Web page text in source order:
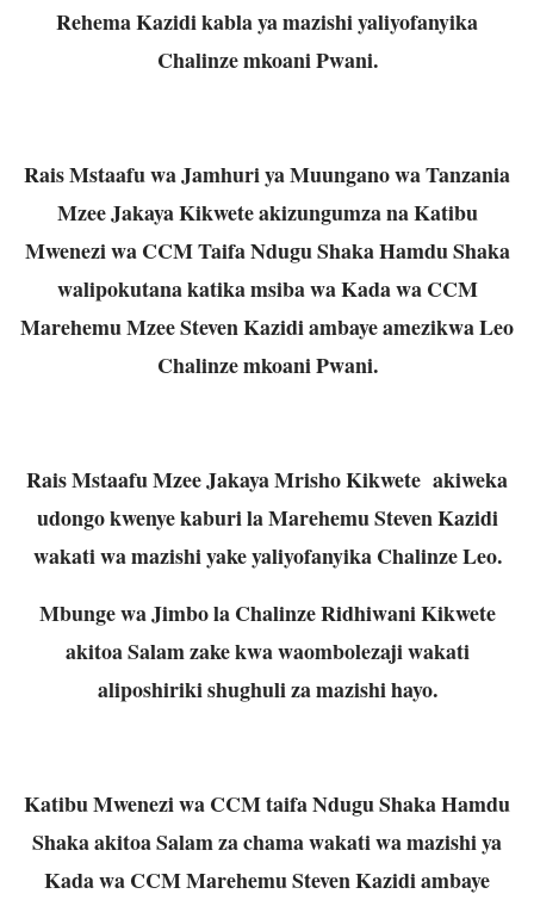
Rehema Kazidi kabla ya mazishi yaliyofanyika
Chalinze mkoani Pwani.
Rais Mstaafu wa Jamhuri ya Muungano wa Tanzania
Mzee Jakaya Kikwete akizungumza na Katibu
Mwenezi wa CCM Taifa Ndugu Shaka Hamdu Shaka
walipokutana katika msiba wa Kada wa CCM
Marehemu Mzee Steven Kazidi ambaye amezikwa Leo
Chalinze mkoani Pwani.
Rais Mstaafu Mzee Jakaya Mrisho Kikwete akiweka
udongo kwenye kaburi la Marehemu Steven Kazidi
wakati wa mazishi yake yaliyofanyika Chalinze Leo.
Mbunge wa Jimbo la Chalinze Ridhiwani Kikwete
akitoa Salam zake kwa waombolezaji wakati
aliposhiriki shughuli za mazishi hayo.
Katibu Mwenezi wa CCM taifa Ndugu Shaka Hamdu
Shaka akitoa Salam za chama wakati wa mazishi ya
Kada wa CCM Marehemu Steven Kazidi ambaye